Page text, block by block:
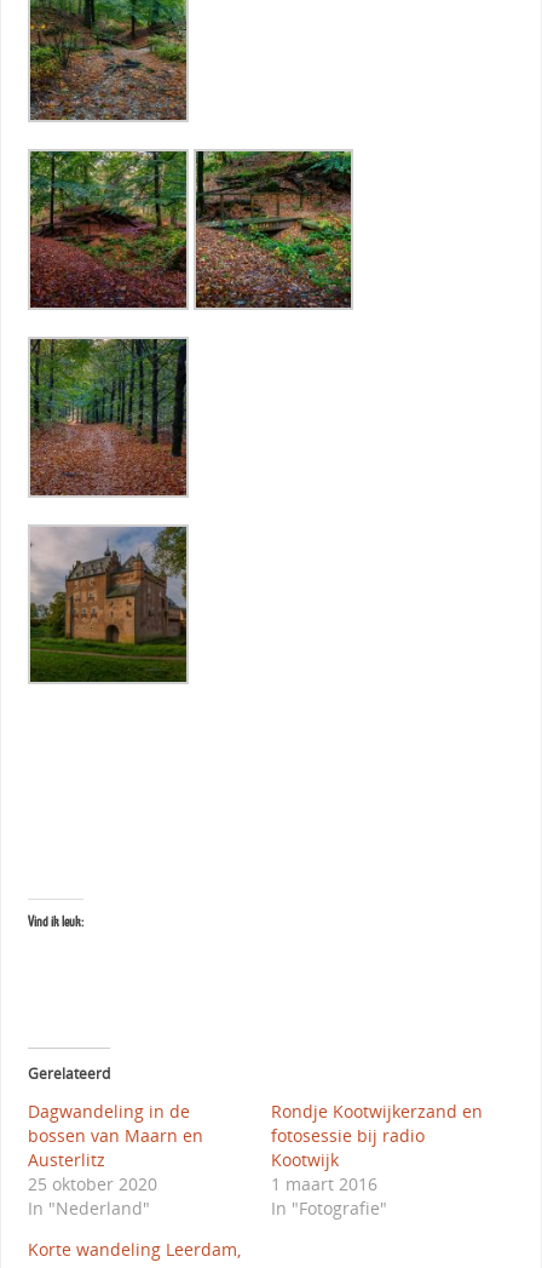
Vind ik leuk:
Gerelateerd
Dagwandeling in de
bossen van Maarn en
Austerlitz
25 oktober 2020
In "Nederland"
Rondje Kootwijkerzand en
fotosessie bij radio
Kootwijk
1 maart 2016
In "Fotografie"
Korte wandeling Leerdam,